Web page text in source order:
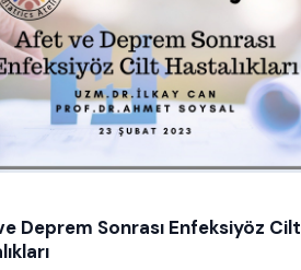
Deprem Sonrası Enfeksiyöz Cilt